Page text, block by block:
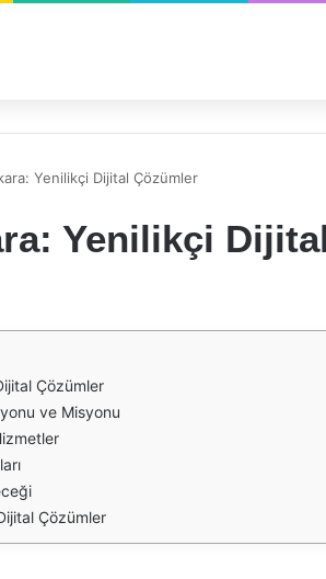
Yenilikçi Dijital Çözümler
Yenilikçi
Çözümler
ve Misyonu
Çözümler